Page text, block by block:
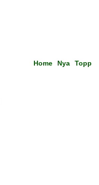
Home Nya Topp